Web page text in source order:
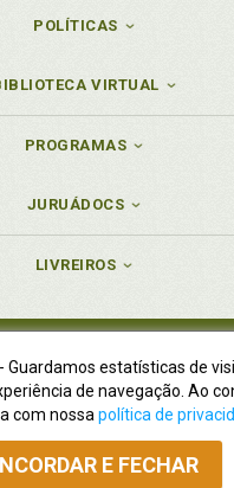
POLÍTICAS
VIRTUAL
PROGRAMAS
JURUÁDOCS
LIVREIROS
Ltda., CNPJ 77.535.508/
Ltda., CNPJ 01.701.561/
R. Flávio Dallegrave, 7665, São
- Paraná - CEP 82210-310
3900|Vendas Atacado: (41)
- Guardamos estatísticas de
de navegação. Ao
com nossa política de
E FECHAR